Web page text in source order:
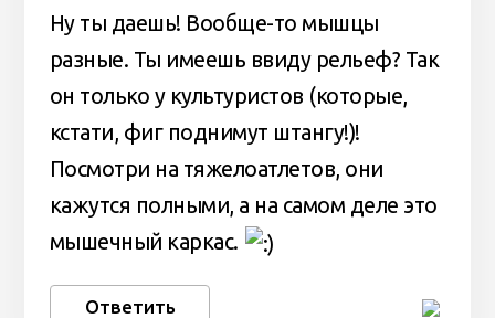
Ну ты даешь! Вообще-то мышцы
разные. Ты имеешь ввиду рельеф? Так
он только у культуристов (которые,
кстати, фиг поднимут штангу!)!
Посмотри на тяжелоатлетов, они
кажутся полными, а на самом деле это
мышечный каркас.
Ответить